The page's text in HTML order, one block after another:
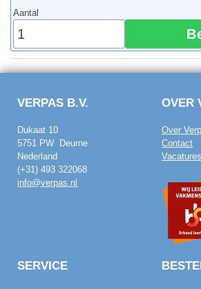
Aantal
VERPAS B.V.
Dukaat 10
5751 PW Deurne
Nederland
(+31) 493 322068
info@verpas.nl
OVER
Over
Contact
Vacatures
SERVICE